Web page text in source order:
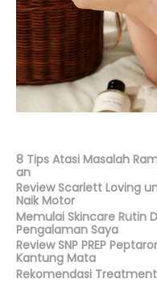
8 Tips Atasi Masalah
an
Review Scarlett Loving
Naik Motor
Memulai Skincare Rutin
Pengalaman Saya
Review SNP PREP
Kantung Mata
Rekomendasi